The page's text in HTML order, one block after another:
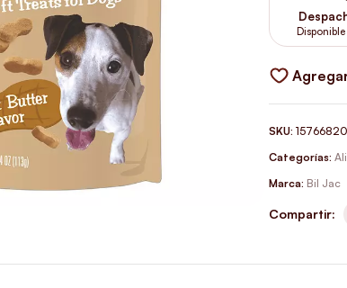
Disponible
SKU:
Categorías:
Marca: Bil Jac
Compartir: